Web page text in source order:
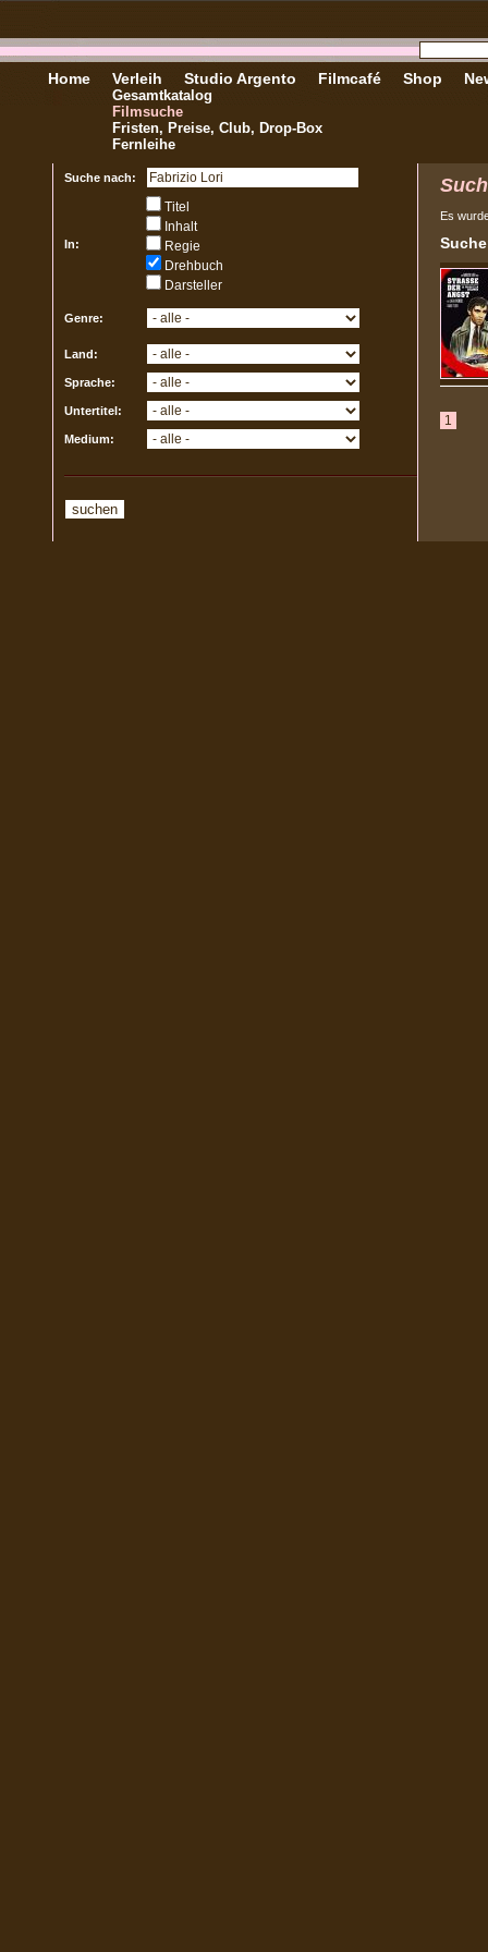
Home Verleih
Gesamtkatalog
Filmsuche
Fristen, Preise, Club, Drop-Box
Fernleihe
Studio Argento Filmcafé Shop
Suche nach:
In:
Titel
Inhalt
Regie
Drehbuch
Darsteller
Genre:
Land:
Sprache:
Untertitel:
Medium:
Es
1